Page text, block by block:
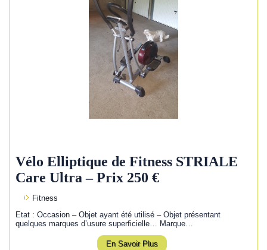
Vélo Elliptique de Fitness STRIALE
Care Ultra – Prix 250 €
Fitness
Etat : Occasion – Objet ayant été utilisé – Objet présentant
quelques marques d’usure superficielle… Marque…
En Savoir Plus